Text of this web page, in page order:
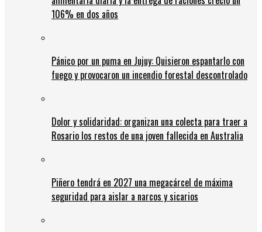
106% en dos años
Pánico por un puma en Jujuy: Quisieron espantarlo con
fuego y provocaron un incendio forestal descontrolado
Dolor y solidaridad: organizan una colecta para traer a
Rosario los restos de una joven fallecida en Australia
Piñero tendrá en 2027 una megacárcel de máxima
seguridad para aislar a narcos y sicarios